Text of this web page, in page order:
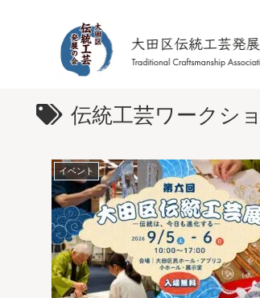
伝統工芸ワークシ
イベント